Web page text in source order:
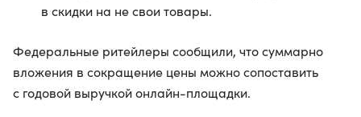
в скидки на не свои товары.
Федеральные ритейлеры сообщили, что суммарно
вложения в сокращение цены можно сопоставить
с годовой выручкой онлайн-площадки.